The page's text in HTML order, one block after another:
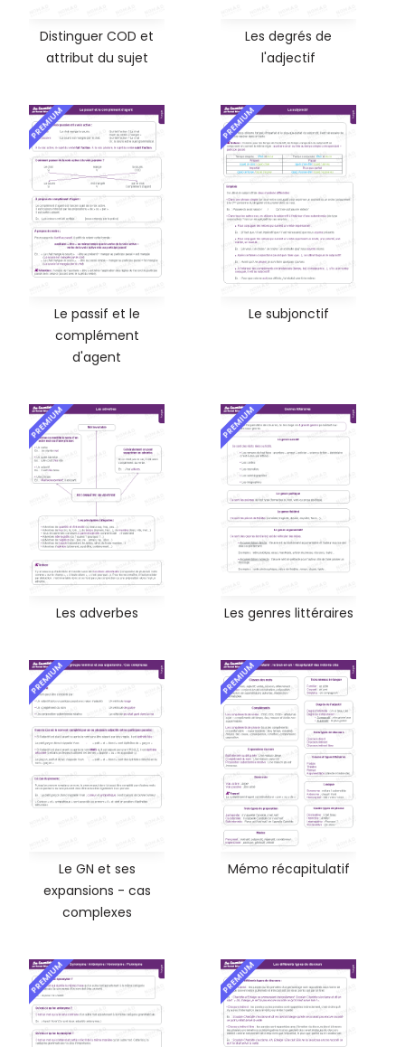
Distinguer COD et
attribut du sujet
Les degrés de
l'adjectif
PREMIUM
Le passif et le
complément
d'agent
PREMIUM
Le subjonctif
PREMIUM
Les adverbes
PREMIUM
Les genres littéraires
PREMIUM
Le GN et ses
expansions - cas
complexes
PREMIUM
Mémo récapitulatif
PREMIUM PREMIUM